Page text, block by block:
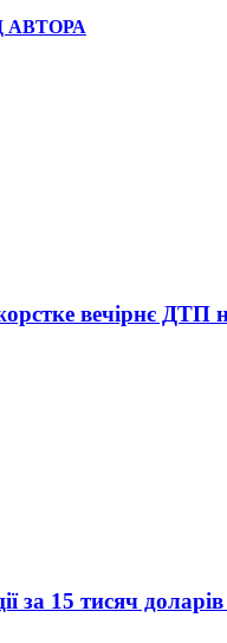
АВТОРА
вечірнє ДТП
за 15 тисяч